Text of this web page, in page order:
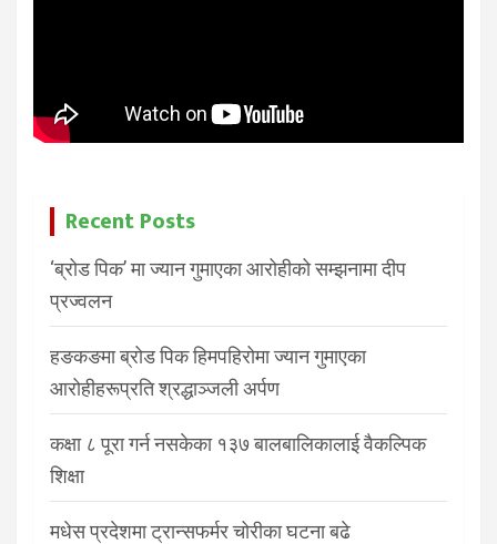
Recent Posts
‘ब्रोड पिक’ मा ज्यान गुमाएका आरोहीको सम्झनामा दीप
प्रज्वलन
हङकङमा ब्रोड पिक हिमपहिरोमा ज्यान गुमाएका
आरोहीहरूप्रति श्रद्धाञ्जली अर्पण
कक्षा ८ पूरा गर्न नसकेका १३७ बालबालिकालाई वैकल्पिक
शिक्षा
मधेस प्रदेशमा ट्रान्सफर्मर चोरीका घटना बढे